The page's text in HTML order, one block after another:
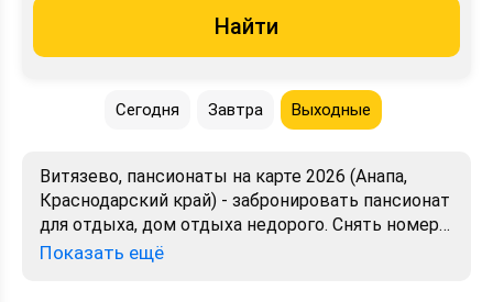
Найти
Сегодня Завтра Выходные
Витязево, пансионаты на карте 2026 (Анапа,
Краснодарский край) - забронировать пансионат
для отдыха, дом отдыха недорого. Снять номер
в пансионате посуточно. Лучшие цены, отзывы,
Показать ещё